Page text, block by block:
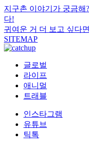
지구촌 이야기가 궁금해
다!
귀여운 거 더 보고 싶다
SITEMAP
글로벌
라이프
애니멀
트래블
인스타그램
유튜브
틱톡